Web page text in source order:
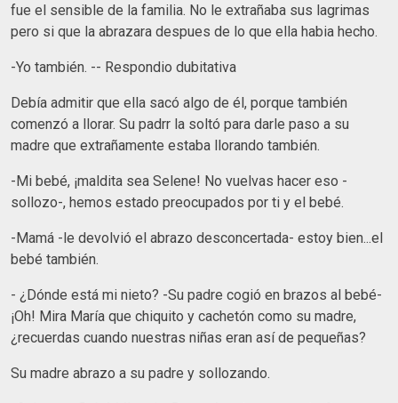
fue el sensible de la familia. No le extrañaba sus lagrimas
pero si que la abrazara despues de lo que ella habia hecho.
-Yo también. -- Respondio dubitativa
Debía admitir que ella sacó algo de él, porque también
comenzó a llorar. Su padrr la soltó para darle paso a su
madre que extrañamente estaba llorando también.
-Mi bebé, ¡maldita sea Selene! No vuelvas hacer eso -
sollozo-, hemos estado preocupados por ti y el bebé.
-Mamá -le devolvió el abrazo desconcertada- estoy bien...el
bebé también.
- ¿Dónde está mi nieto? -Su padre cogió en brazos al bebé-
¡Oh! Mira María que chiquito y cachetón como su madre,
¿recuerdas cuando nuestras niñas eran así de pequeñas?
Su madre abrazo a su padre y sollozando.